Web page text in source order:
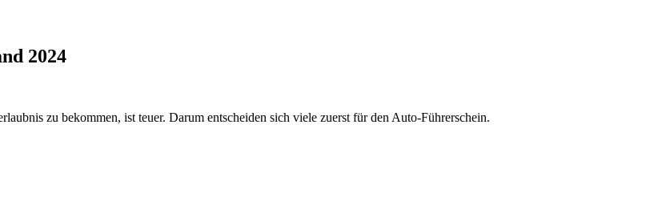
2024
zu bekommen, ist teuer. Darum entscheiden sich viele zuerst für den Auto-Führerschein.